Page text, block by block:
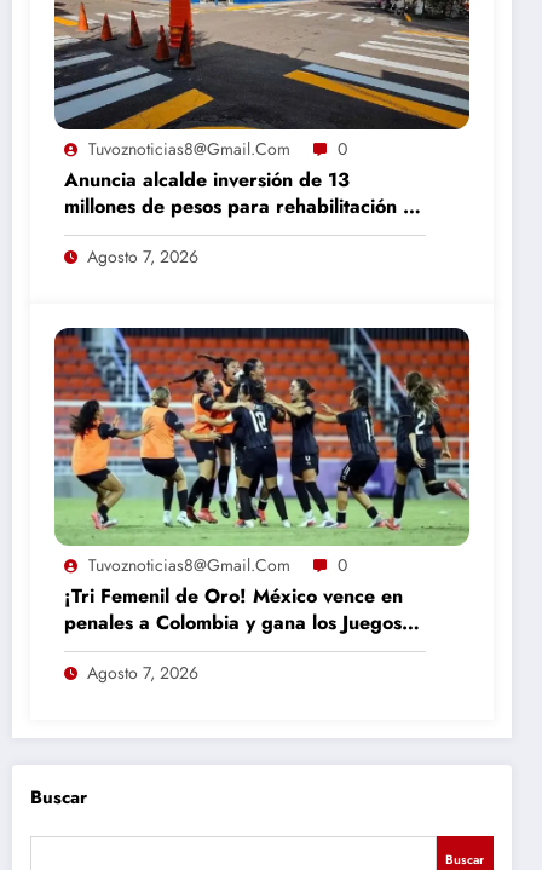
Tuvoznoticias8@gmail.com 0
Anuncia alcalde inversión de 13
millones de pesos para rehabilitación de
calles en Camargo
Agosto 7, 2026
Tuvoznoticias8@gmail.com 0
¡Tri Femenil de Oro! México vence en
penales a Colombia y gana los Juegos
Centroamericanos
Agosto 7, 2026
Buscar
Buscar